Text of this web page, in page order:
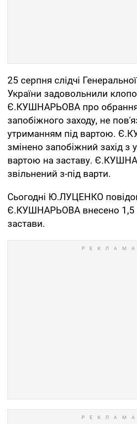
25 серпня слідчі
України задовольнили
Є.КУШНАРЬОВА про
запобіжного заходу, не
утриманням під вартою.
змінено запобіжний захід з
вартою на заставу.
звільнений з-під варти.
Сьогодні Ю.ЛУЦЕНКО
Є.КУШНАРЬОВА внесено 1,5
застави.